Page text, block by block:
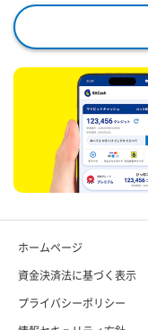
ホームページ
資金決済法に基づく表示
プライバシーポリシー